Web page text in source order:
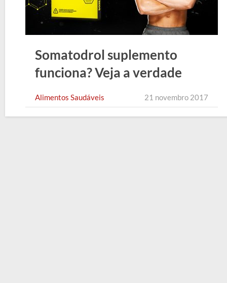
Somatodrol suplemento
funciona? Veja a verdade
Alimentos Saudáveis 21 novembro 2017